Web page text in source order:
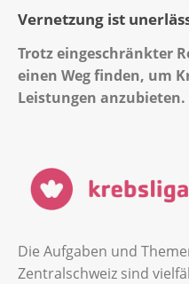
Vernetzung ist
Trotz eingeschränkter
einen Weg finden, um
Leistungen anzubieten.
Die Aufgaben und
Zentralschweiz sind